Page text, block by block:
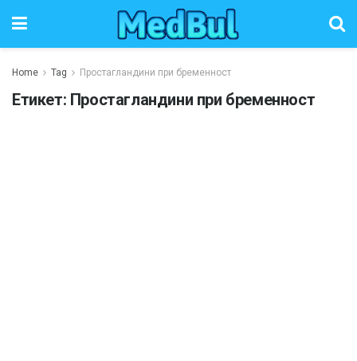
Home Tag Простагландини при бременност
Етикет: Простагландини при бременност